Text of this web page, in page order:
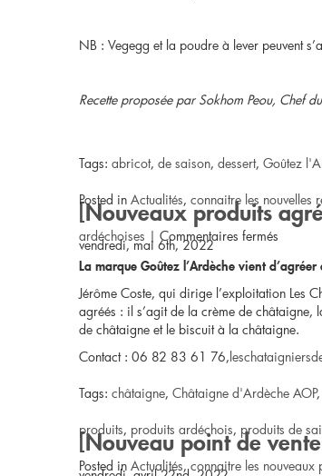
NB : Vegegg et la poudre à lever peuvent
Recette proposée par Sokhom Peou, Chef
Tags: abricot, de saison, dessert, Goûtez
Posted in Actualités, connaitre les nouvelles
ardéchoises | Commentaires fermés
veggi
abricot-
sorbet
[Nouveaux produits
vendredi, mai 6th, 2022
La marque Goûtez l’Ardèche vient
Jérôme Coste, qui dirige l’exploitation Les
agréés : il s’agit de la crème de
de châtaigne et le biscuit à la châtaigne.
Contact : 06 82 83 61 76,
Tags: châtaigne, Châtaigne d'Ardèche AOP,
produits, produits ardéchois, produits de
Posted in Actualités,connaitre les nouveaux
[Nouveau point de